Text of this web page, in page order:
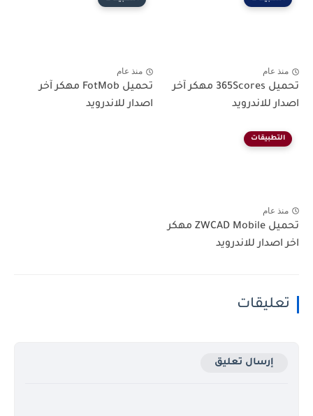
منذ عام
تحميل 365Scores مهكر آخر
اصدار للاندرويد
منذ عام
تحميل FotMob مهكر آخر
اصدار للاندرويد
التطبيقات
منذ عام
تحميل ZWCAD Mobile مهكر
اخر اصدار للاندرويد
تعليقات
إرسال تعليق